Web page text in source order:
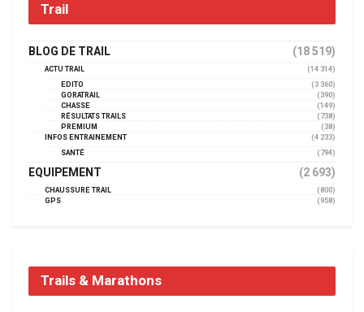
Trail
BLOG DE TRAIL (18 519)
ACTU TRAIL
(14 314)
EDITO
(3 360)
GORATRAIL
(390)
CHASSE
(149)
RÉSULTATS TRAILS
(738)
PREMIUM
(38)
INFOS ENTRAINEMENT
(4 233)
SANTÉ
(794)
EQUIPEMENT (2 693)
CHAUSSURE TRAIL
(800)
GPS
(958)
Trails & Marathons